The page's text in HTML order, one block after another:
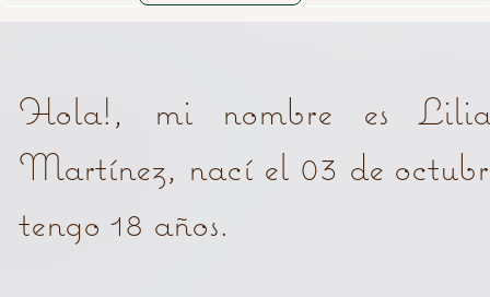
Hola!, mi nombre es
Martínez, nací el 03 de
tengo 18 años.